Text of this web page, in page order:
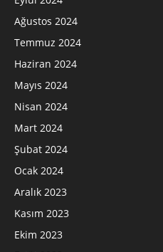
Ağustos 2024
Temmuz 2024
Haziran 2024
Mayıs 2024
Nisan 2024
Mart 2024
Şubat 2024
Ocak 2024
Aralık 2023
Kasım 2023
Ekim 2023